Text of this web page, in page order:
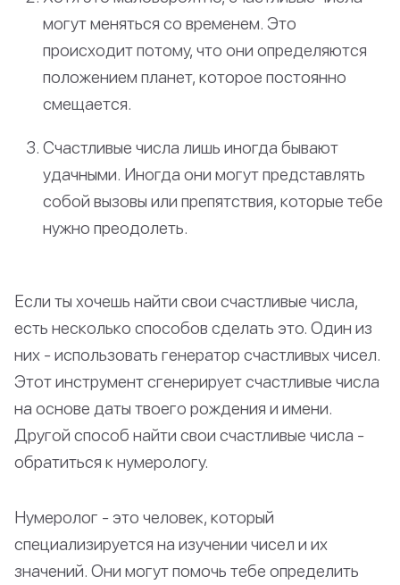
могут меняться со временем. Это
происходит потому, что они определяются
положением планет, которое постоянно
смещается.
Счастливые числа лишь иногда бывают
удачными. Иногда они могут представлять
собой вызовы или препятствия, которые тебе
нужно преодолеть.
Если ты хочешь найти свои счастливые числа,
есть несколько способов сделать это. Один из
них - использовать генератор счастливых чисел.
Этот инструмент сгенерирует счастливые числа
на основе даты твоего рождения и имени.
Другой способ найти свои счастливые числа -
обратиться к нумерологу.
Нумеролог - это человек, который
специализируется на изучении чисел и их
значений. Они могут помочь тебе определить